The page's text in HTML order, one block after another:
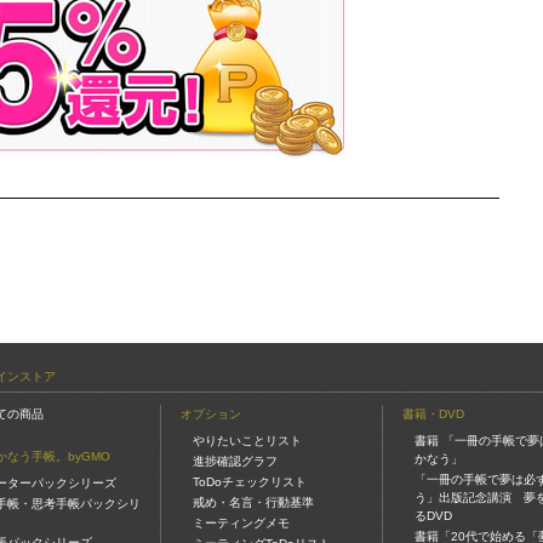
ンストア
の商品
なう手帳。byGMO
ターパックシリーズ
帳・思考手帳パックシリ
オプション
やりたいことリスト
進捗確認グラフ
ToDoチェックリスト
戒め・名言・行動基準
ミーティングメモ
書籍・DVD
書籍 「一冊の手帳で夢
かなう」
「一冊の手帳で夢は必
う」出版記念講演 夢
るDVD
書籍「20代で始める「